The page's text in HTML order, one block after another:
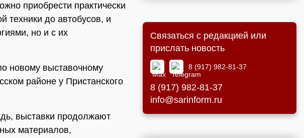
приобрести практически
техники до автобусов, и
но и с их
новому выставочному
районе у Пристанского
выставки продолжают
материалов,
Связаться с редакцией или
прислать новость
8 (917) 982-81-37
8 (917) 982-81-37
info@sarinform.ru